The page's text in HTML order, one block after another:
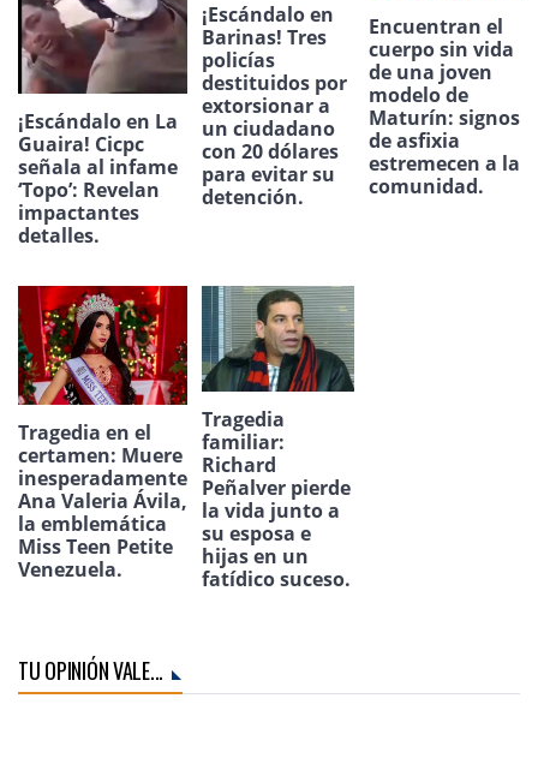
¡Escándalo en La
Guaira! Cicpc
señala al infame
‘Topo’: Revelan
impactantes
detalles.
¡Escándalo en
Barinas! Tres
policías
destituidos por
extorsionar a
un ciudadano
con 20 dólares
para evitar su
detención.
Encuentran el
cuerpo sin vida
de una joven
modelo de
Maturín: signos
de asfixia
estremecen a la
comunidad.
Tragedia en el
certamen: Muere
inesperadamente
Ana Valeria Ávila,
la emblemática
Miss Teen Petite
Venezuela.
Tragedia
familiar:
Richard
Peñalver pierde
la vida junto a
su esposa e
hijas en un
fatídico suceso.
TU OPINIÓN VALE...